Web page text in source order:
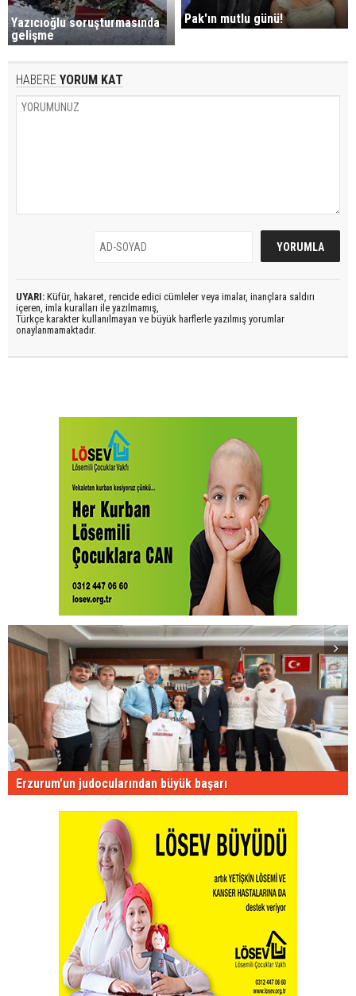
Yazıcıoğlu soruşturmasında
gelişme
Pak'ın mutlu günü!
HABERE YORUM KAT
UYARI: Küfür, hakaret, rencide edici cümleler veya imalar, inançlara saldırı
içeren, imla kuralları ile yazılmamış,
Türkçe karakter kullanılmayan ve büyük harflerle yazılmış yorumlar
onaylanmamaktadır.
Erzurum'un judocularından büyük başarı